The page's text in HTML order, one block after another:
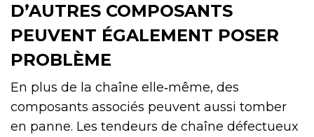
D’AUTRES COMPOSANTS
PEUVENT ÉGALEMENT POSER
PROBLÈME
En plus de la chaîne elle‑même, des
composants associés peuvent aussi tomber
en panne. Les tendeurs de chaîne défectueux